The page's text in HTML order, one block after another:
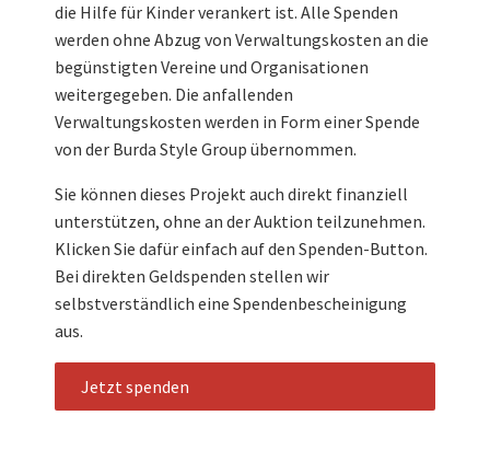
die Hilfe für Kinder verankert ist. Alle Spenden
werden ohne Abzug von Verwaltungskosten an die
begünstigten Vereine und Organisationen
weitergegeben. Die anfallenden
Verwaltungskosten werden in Form einer Spende
von der Burda Style Group übernommen.
Sie können dieses Projekt auch direkt finanziell
unterstützen, ohne an der Auktion teilzunehmen.
Klicken Sie dafür einfach auf den Spenden-Button.
Bei direkten Geldspenden stellen wir
selbstverständlich eine Spendenbescheinigung
aus.
Jetzt spenden